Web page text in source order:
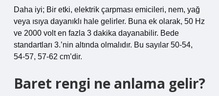
Daha iyi; Bir etki, elektrik çarpması emicileri, nem, yağ
veya ısıya dayanıklı hale gelirler. Buna ek olarak, 50 Hz
ve 2000 volt en fazla 3 dakika dayanabilir. Bede
standartları 3.’nin altında olmalıdır. Bu sayılar 50-54,
54-57, 57-62 cm’dir.
Baret rengi ne anlama gelir?